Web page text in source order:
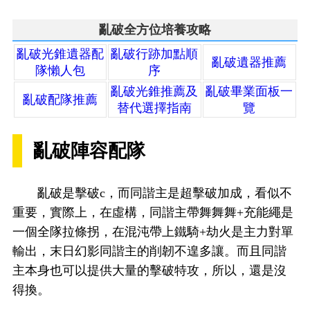
亂破全方位培養攻略
亂破光錐遺器配
隊懶人包
亂破行跡加點順
序
亂破遺器推薦
亂破配隊推薦
亂破光錐推薦及
替代選擇指南
亂破畢業面板一
覽
亂破陣容配隊
亂破是擊破c，而同諧主是超擊破加成，看似不
重要，實際上，在虛構，同諧主帶舞舞舞+充能繩是
一個全隊拉條拐，在混沌帶上鐵騎+劫火是主力對單
輸出，末日幻影同諧主的削韌不遑多讓。而且同諧
主本身也可以提供大量的擊破特攻，所以，還是沒
得換。